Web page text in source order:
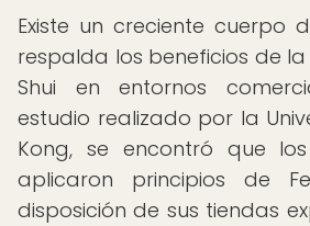
Existe un creciente cuerpo
respalda los beneficios de la
Shui en entornos
estudio realizado por la
Kong, se encontró que
aplicaron principios de
disposición de sus tiendas